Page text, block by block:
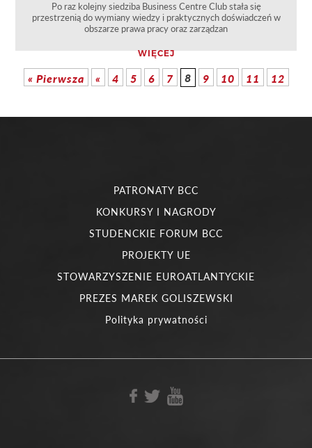
Po raz kolejny siedziba Business Centre Club stała się
przestrzenią do wymiany wiedzy i praktycznych doświadczeń w
obszarze prawa pracy oraz zarządzan
WIĘCEJ
« Pierwsza « 4 5 6 7 8 9 10 11 12
PATRONATY BCC
KONKURSY I NAGRODY
STUDENCKIE FORUM BCC
PROJEKTY UE
STOWARZYSZENIE EUROATLANTYCKIE
PREZES MAREK GOLISZEWSKI
Polityka prywatności